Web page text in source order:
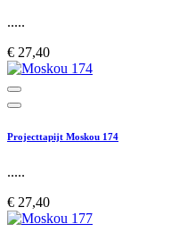
.....
€ 27,40
Projecttapijt Moskou 174
.....
€ 27,40